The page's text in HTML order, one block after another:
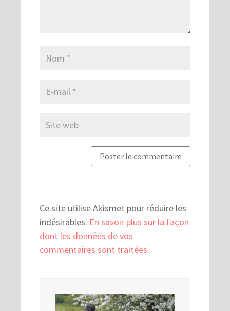
Ce site utilise Akismet pour réduire les
indésirables. En savoir plus sur la façon
dont les données de vos
commentaires sont traitées.